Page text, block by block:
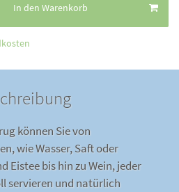
In den Warenkorb
können Sie von
wie Wasser, Saft oder
Eistee bis hin zu Wein, jeder
servieren und natürlich